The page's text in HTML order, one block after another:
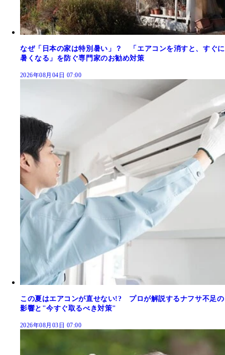
なぜ「日本の家は特別暑い」？ 「エアコンを消すと、すぐに
暑くなる」を防ぐ専門家のお勧め対策
2026年08月04日 07:00
この夏はエアコンが直せない!? プロが解説するナフサ不足の
影響と"今すぐ取るべき対策"
2026年08月03日 07:00